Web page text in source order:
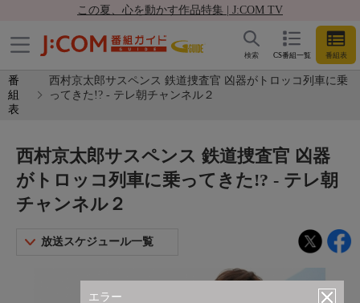
この夏、心を動かす作品特集 | J:COM TV
CS番組一覧 番組表
検索
番
組
表
西村京太郎サスペンス 鉄道捜査官 凶器がトロッコ列車に乗
ってきた!? - テレ朝チャンネル２
エラー
西村京太郎サスペンス 鉄道捜査官 凶器
がトロッコ列車に乗ってきた!? - テレ朝
チャンネル２
放送スケジュール一覧